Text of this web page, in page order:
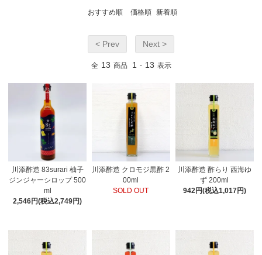
おすすめ順 価格順 新着順
< Prev Next >
全 13 商品 1 - 13 表示
川添酢造 83surari 柚子
ジンジャーシロップ 500
ml
2,546円(税込2,749円)
川添酢造 クロモジ黒酢 2
00ml
SOLD OUT
川添酢造 酢らり 西海ゆ
ず 200ml
942円(税込1,017円)